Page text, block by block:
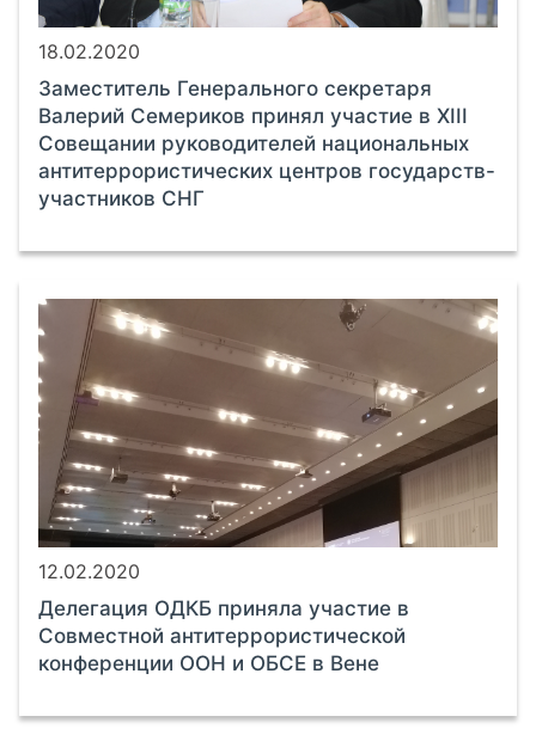
18.02.2020
Заместитель Генерального секретаря
Валерий Семериков принял участие в XIII
Совещании руководителей национальных
антитеррористических центров государств-
участников СНГ
12.02.2020
Делегация ОДКБ приняла участие в
Совместной антитеррористической
конференции ООН и ОБСЕ в Вене